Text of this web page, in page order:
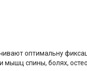
оптимальну
спины, болях,